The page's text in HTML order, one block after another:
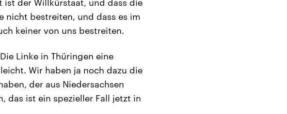
ist der Willkürstaat, und dass die
nicht bestreiten, und dass es im
keiner von uns bestreiten.
Linke in Thüringen eine
Wir haben ja noch dazu die
der aus Niedersachsen
das ist ein spezieller Fall jetzt in